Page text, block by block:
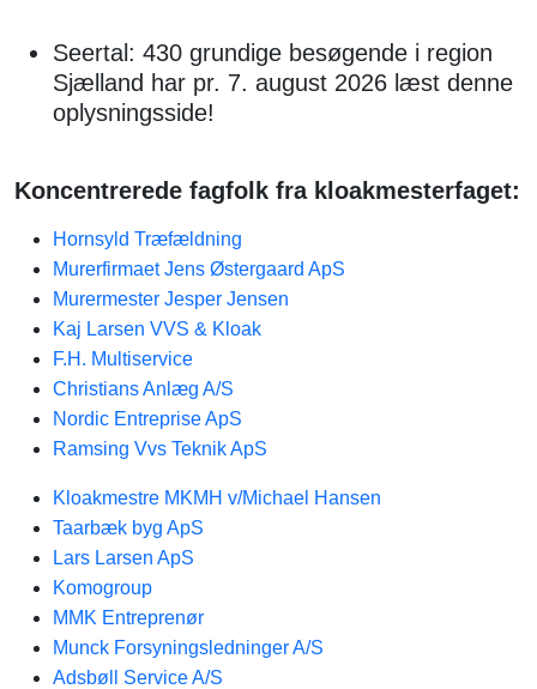
Seertal: 430 grundige besøgende i region
Sjælland har pr. 7. august 2026 læst denne
oplysningsside!
Koncentrerede fagfolk fra kloakmesterfaget:
Hornsyld Træfældning
Murerfirmaet Jens Østergaard ApS
Murermester Jesper Jensen
Kaj Larsen VVS & Kloak
F.H. Multiservice
Christians Anlæg A/S
Nordic Entreprise ApS
Ramsing Vvs Teknik ApS
Kloakmestre MKMH v/Michael Hansen
Taarbæk byg ApS
Lars Larsen ApS
Komogroup
MMK Entreprenør
Munck Forsyningsledninger A/S
Adsbøll Service A/S